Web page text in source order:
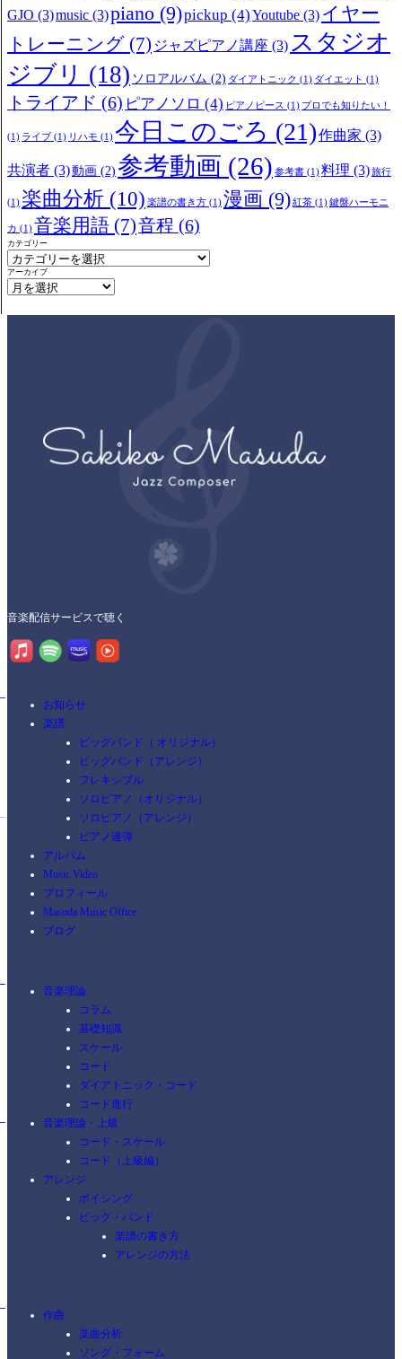
GJO (3)music (3)piano (9)pickup (4)Youtube (3) イヤー
トレーニング (7) ジャズピアノ講座 (3) スタジオ
ジブリ (18) ソロアルバム (2) ダイアトニック (1) ダイエット (1)
トライアド (6) ピアノソロ (4) ピアノピース (1) プロでも知りたい！
(1) ライブ (1) リハモ (1)今日このごろ (21)作曲家 (3)
共演者 (3)動画 (2) 参考動画 (26) 参考書 (1)料理 (3)旅行
(1) 楽曲分析 (10) 楽譜の書き方 (1)漫画 (9)紅茶 (1)鍵盤ハーモニ
カ (1)音楽用語 (7)音程 (6)
カテゴリー
アーカイブ
音楽配信サービスで聴く
お知らせ
楽譜
ビッグバンド（ オリジナル）
ビッグバンド（アレンジ）
フレキシブル
ソロピアノ（オリジナル）
ソロピアノ（アレンジ）
ピアノ連弾
アルバム
Music Video
プロフィール
Masuda Music Office
ブログ
音楽理論
コラム
基礎知識
スケール
コード
ダイアトニック・コード
コード進行
音楽理論・上級
コード・スケール
コード（上級編）
アレンジ
ボイシング
ビッグ・バンド
楽譜の書き方
アレンジの方法
作曲
楽曲分析
ソング・フォーム